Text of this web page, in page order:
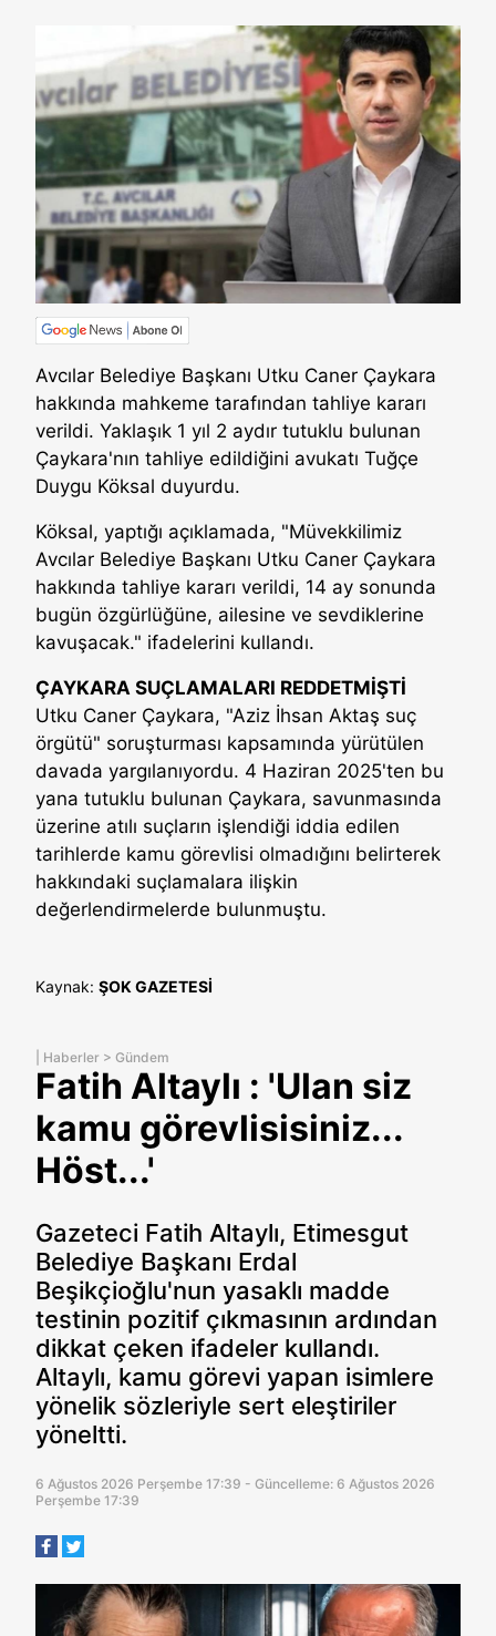
Avcılar Belediye Başkanı Utku Caner Çaykara
hakkında mahkeme tarafından tahliye kararı
verildi. Yaklaşık 1 yıl 2 aydır tutuklu bulunan
Çaykara'nın tahliye edildiğini avukatı Tuğçe
Duygu Köksal duyurdu.
Köksal, yaptığı açıklamada, "Müvekkilimiz
Avcılar Belediye Başkanı Utku Caner Çaykara
hakkında tahliye kararı verildi, 14 ay sonunda
bugün özgürlüğüne, ailesine ve sevdiklerine
kavuşacak." ifadelerini kullandı.
ÇAYKARA SUÇLAMALARI REDDETMİŞTİ
Utku Caner Çaykara, "Aziz İhsan Aktaş suç
örgütü" soruşturması kapsamında yürütülen
davada yargılanıyordu. 4 Haziran 2025'ten bu
yana tutuklu bulunan Çaykara, savunmasında
üzerine atılı suçların işlendiği iddia edilen
tarihlerde kamu görevlisi olmadığını belirterek
hakkındaki suçlamalara ilişkin
değerlendirmelerde bulunmuştu.
Kaynak: ŞOK GAZETESİ
Haberler > Gündem
Fatih Altaylı : 'Ulan siz
kamu görevlisisiniz...
Höst...'
Gazeteci Fatih Altaylı, Etimesgut
Belediye Başkanı Erdal
Beşikçioğlu'nun yasaklı madde
testinin pozitif çıkmasının ardından
dikkat çeken ifadeler kullandı.
Altaylı, kamu görevi yapan isimlere
yönelik sözleriyle sert eleştiriler
yöneltti.
6 Ağustos 2026 Perşembe 17:39 - Güncelleme: 6 Ağustos 2026
Perşembe 17:39